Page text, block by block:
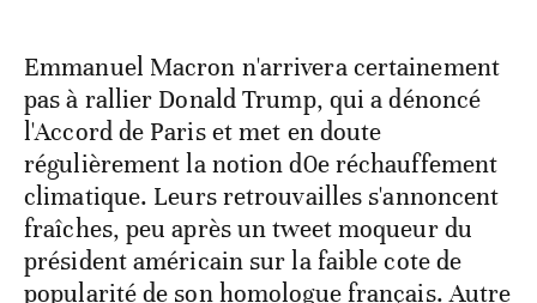
Emmanuel Macron n'arrivera certainement
pas à rallier Donald Trump, qui a dénoncé
l'Accord de Paris et met en doute
régulièrement la notion d0e réchauffement
climatique. Leurs retrouvailles s'annoncent
fraîches, peu après un tweet moqueur du
président américain sur la faible cote de
popularité de son homologue français. Autre